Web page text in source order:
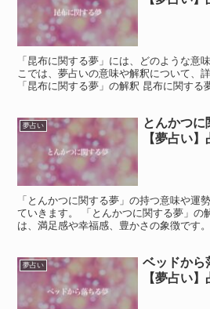
「昆布に関する夢」には、どのような意
こでは、夢占いの意味や解釈について、
「昆布に関する夢」の解釈 昆布に関する
夢占い
とんかつに
【夢占い
「とんかつに関する夢」の持つ意味や運
ていきます。 「とんかつに関する夢」の
は、満足感や幸福感、豊かさの象徴です
夢占い
ベッドから
【夢占い